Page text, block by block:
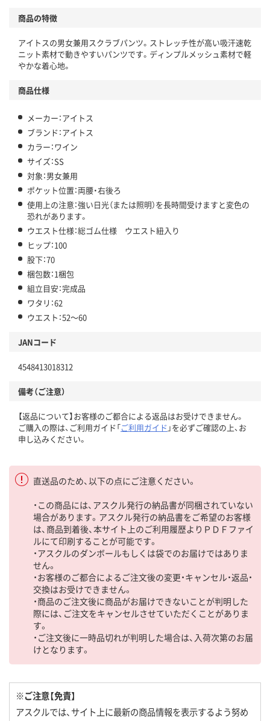
商品の特徴
アイトスの男女兼用スクラブパンツ。ストレッチ性が高い吸汗速乾
ニット素材で動きやすいパンツです。ディンプルメッシュ素材で軽
やかな着心地。
商品仕様
メーカー：アイトス
ブランド：アイトス
カラー：ワイン
サイズ：SS
対象：男女兼用
ポケット位置：両腰・右後ろ
使用上の注意：強い日光（または照明）を長時間受けますと変色の
恐れがあります。
ウエスト仕様：総ゴム仕様 ウエスト紐入り
ヒップ：100
股下：70
梱包数：1梱包
組立目安：完成品
ワタリ：62
ウエスト：52～60
JANコード
4548413018312
備考（ご注意）
【返品について】お客様のご都合による返品はお受けできません。
ご購入の際は、ご利用ガイド「ご利用ガイド 」を必ずご確認の上、お
申し込みください。
直送品のため、以下の点にご注意ください。
・この商品には、アスクル発行の納品書が同梱されていない
場合があります。アスクル発行の納品書をご希望のお客様
は、商品到着後、本サイト上のご利用履歴よりＰＤＦファイ
ルにて印刷することが可能です。
・アスクルのダンボールもしくは袋でのお届けではありま
せん。
・お客様のご都合によるご注文後の変更・キャンセル・返品・
交換はお受けできません。
・商品のご注文後に商品がお届けできないことが判明した
際には、ご注文をキャンセルさせていただくことがありま
す。
・ご注文後に一時品切れが判明した場合は、入荷次第のお届
けとなります。
※ご注意【免責】
アスクルでは、サイト上に最新の商品情報を表示するよう努め